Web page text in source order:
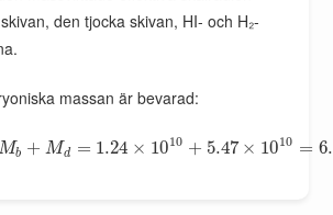
den tjocka skivan, HI- och H₂-
massan är bevarad:
b + Md = 1.24 × 1010 + 5.47 × 1010 =